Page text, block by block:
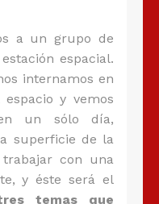
a un grupo de
espacial.
internamos en
y vemos
en un sólo día,
superficie de la
trabajar con una
y éste será el
temas que